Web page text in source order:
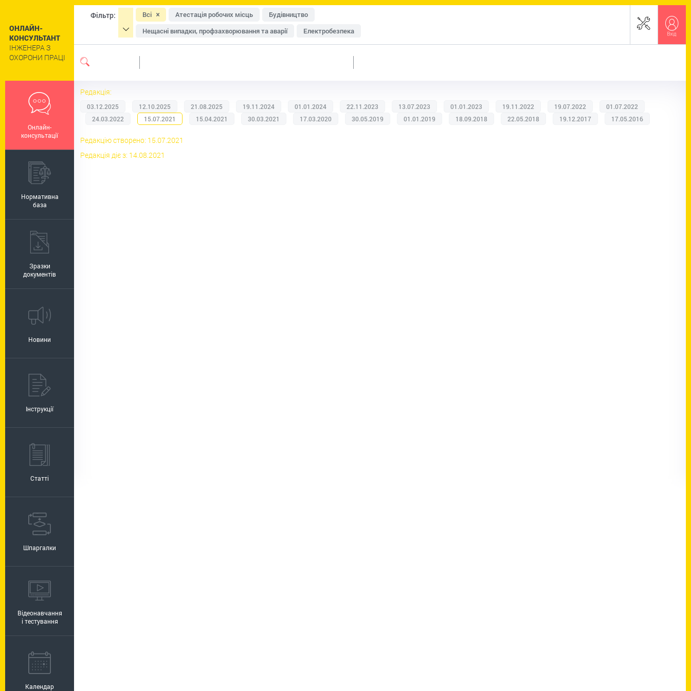
ОНЛАЙН-
КОНСУЛЬТАНТ
ІНЖЕНЕРА З
ОХОРОНИ ПРАЦІ
Онлайн-
консультації
Нормативна
база
Зразки
документів
Новини
Інструкції
Статті
Шпаргалки
Відеонавчання
і тестування
Календар
Фільтр: Всі Атестація робочих місць
Будівництво
Нещасні випадки, профзахворювання та аварії
Електробезпека
Засоби індивідуального захисту
Перевірки Держпраці
Медичні огляди
Роботи підвищеної небезпеки
Регулювання праці окремих категорій працівників
Редакція:
03.12.2025 12.10.2025 21.08.2025 19.11.2024 01.01.2024 22.11.2023 13.07.2023 01.01.2023 19.11.2022 19.07.2022
01.07.2022
24.03.2022
15.07.2021 15.04.2021 30.03.2021 17.03.2020 30.05.2019 01.01.2019 18.09.2018 22.05.2018 19.12.2017 17.05.2016
Редакцію створено: 15.07.2021
Редакція діє з: 14.08.2021